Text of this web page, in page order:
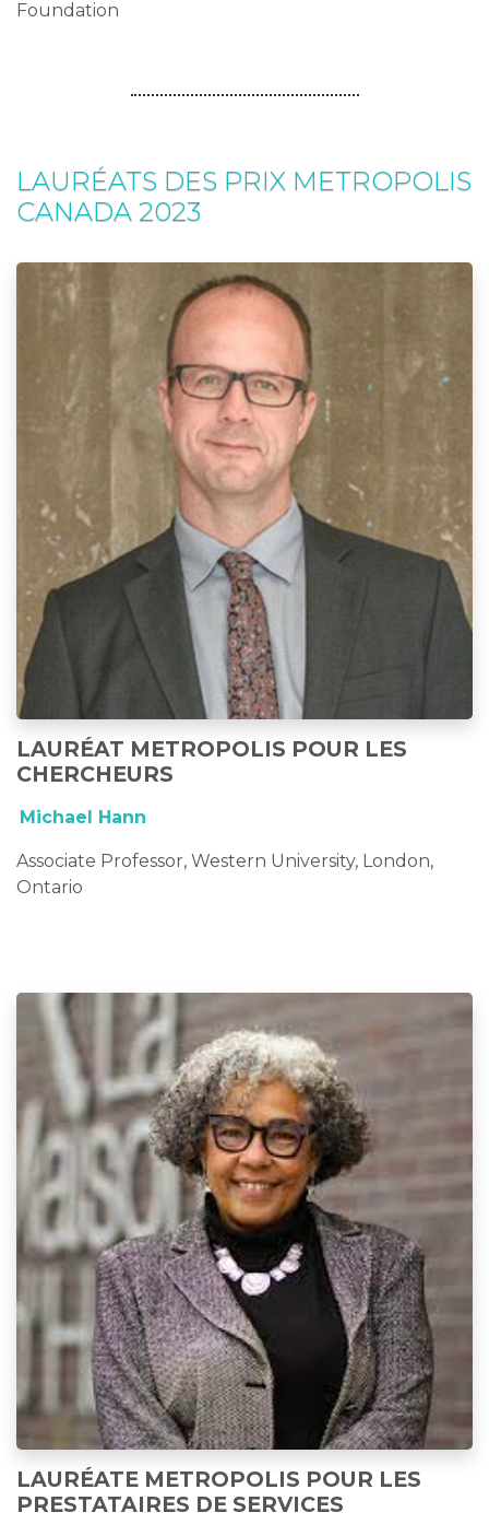
Foundation
LAURÉATS DES PRIX METROPOLIS
CANADA 2023
LAURÉAT METROPOLIS POUR LES
CHERCHEURS
Michael Hann
Associate Professor, Western University, London,
Ontario
LAURÉATE METROPOLIS POUR LES
PRESTATAIRES DE SERVICES